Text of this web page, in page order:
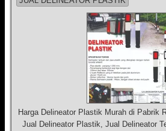
Harga Delineator Plastik Murah di Pabrik
Jual Delineator Plastik, Jual Delineator